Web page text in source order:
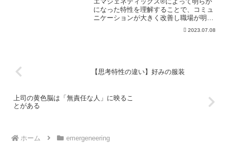
になった特性を理解することで、コミュ
ニケーションが大きく改善し職場が明る
くなり、儲かる組織にすることができま
す。 緑（構造型）思考はガイドラインを
2023.07.08
【思考特性の違い】好みの服装
上司の黄色脳は「無責任な人」に映るこ
とがある
ホーム emergeneering